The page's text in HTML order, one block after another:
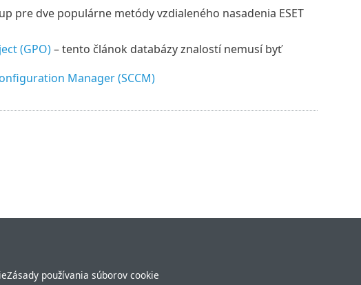
pre dve populárne metódy vzdialeného nasadenia ESET
(GPO)– tento článok databázy znalostí nemusí byť
Manager (SCCM)
Zásady používania súborov cookie